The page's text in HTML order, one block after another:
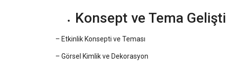
Konsept ve Tema
– Etkinlik Konsepti ve Teması
– Görsel Kimlik ve Dekorasyon